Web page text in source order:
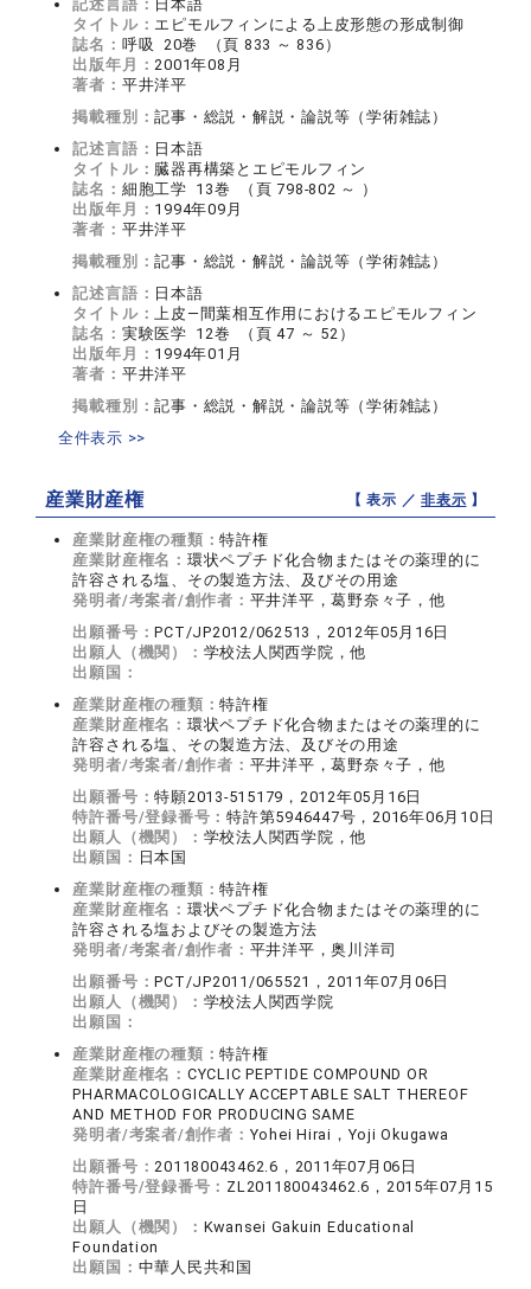
記述言語： 日本語
タイトル： エピモルフィンによる上皮形態の形成制御
誌名： 呼吸 20巻 （頁 833 ～ 836）
出版年月：2001年08月
著者： 平井洋平
掲載種別：記事・総説・解説・論説等（学術雑誌）
記述言語： 日本語
タイトル： 臓器再構築とエピモルフィン
誌名： 細胞工学 13巻 （頁 798-802 ～ ）
出版年月： 1994年09月
著者： 平井洋平
掲載種別：記事・総説・解説・論説等（学術雑誌）
記述言語： 日本語
タイトル：上皮―間葉相互作用におけるエピモルフィン
誌名： 実験医学 12巻 （頁 47 ～ 52）
出版年月： 1994年01月
著者： 平井洋平
掲載種別：記事・総説・解説・論説等（学術雑誌）
全件表示 >>
産業財産権 【 表示 ／非表示 】
産業財産権の種類：特許権
産業財産権名： 環状ペプチド化合物またはその薬理的に
許容される塩、その製造方法、及びその用途
発明者/考案者/創作者： 平井洋平，葛野奈々子，他
出願番号：PCT/JP2012/062513，2012年05月16日
出願人（機関）： 学校法人関西学院，他
出願国：
産業財産権の種類：特許権
産業財産権名： 環状ペプチド化合物またはその薬理的に
許容される塩、その製造方法、及びその用途
発明者/考案者/創作者： 平井洋平，葛野奈々子，他
出願番号：特願2013-515179，2012年05月16日
特許番号/登録番号：特許第5946447号，2016年06月10日
出願人（機関）： 学校法人関西学院，他
出願国： 日本国
産業財産権の種類：特許権
産業財産権名： 環状ペプチド化合物またはその薬理的に
許容される塩およびその製造方法
発明者/考案者/創作者： 平井洋平，奥川洋司
出願番号：PCT/JP2011/065521，2011年07月06日
出願人（機関）： 学校法人関西学院
出願国：
産業財産権の種類：特許権
産業財産権名： CYCLIC PEPTIDE COMPOUND OR
PHARMACOLOGICALLY ACCEPTABLE SALT THEREOF
AND METHOD FOR PRODUCING SAME
発明者/考案者/創作者： Yohei Hirai，Yoji Okugawa
出願番号：201180043462.6，2011年07月06日
特許番号/登録番号： ZL201180043462.6，2015年07月15
日
出願人（機関）： Kwansei Gakuin Educational
Foundation
出願国： 中華人民共和国